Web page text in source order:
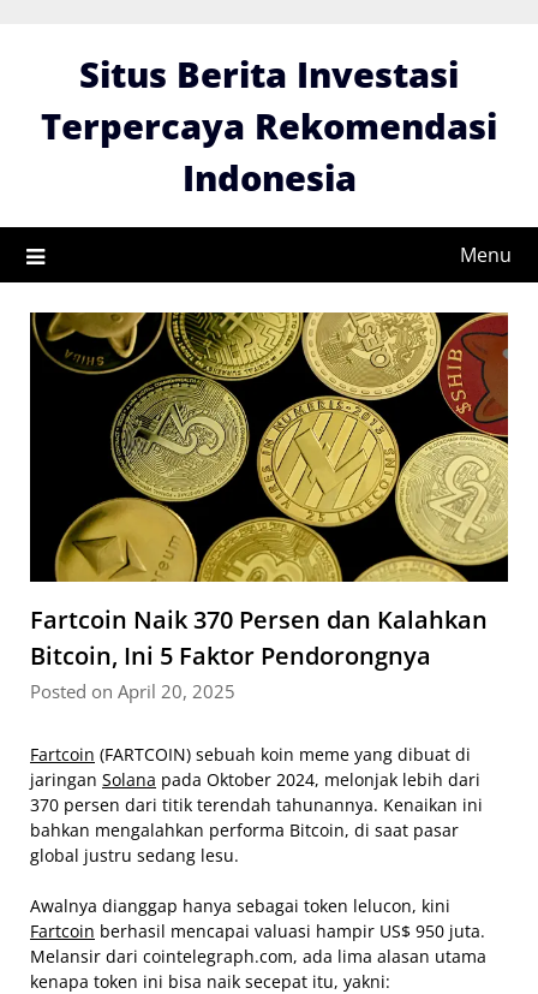
Situs Berita Investasi
Terpercaya Rekomendasi
Indonesia
Menu
Fartcoin Naik 370 Persen dan Kalahkan
Bitcoin, Ini 5 Faktor Pendorongnya
Posted on April 20, 2025
Fartcoin (FARTCOIN) sebuah koin meme yang dibuat di
jaringan Solana pada Oktober 2024, melonjak lebih dari
370 persen dari titik terendah tahunannya. Kenaikan ini
bahkan mengalahkan performa Bitcoin, di saat pasar
global justru sedang lesu.
Awalnya dianggap hanya sebagai token lelucon, kini
Fartcoin berhasil mencapai valuasi hampir US$ 950 juta.
Melansir dari cointelegraph.com, ada lima alasan utama
kenapa token ini bisa naik secepat itu, yakni: